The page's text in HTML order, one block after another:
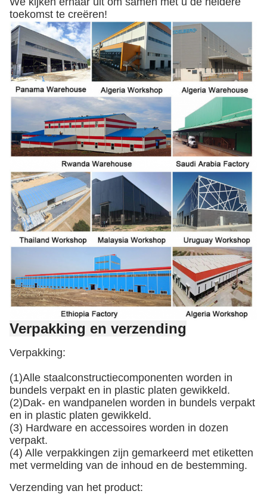
toekomst te creëren!
Verpakking en verzending
Verpakking:
(1)Alle staalconstructiecomponenten worden in
bundels verpakt en in plastic platen gewikkeld.
(2)Dak- en wandpanelen worden in bundels verpakt
en in plastic platen gewikkeld.
(3) Hardware en accessoires worden in dozen
verpakt.
(4) Alle verpakkingen zijn gemarkeerd met etiketten
met vermelding van de inhoud en de bestemming.
Verzending van het product: